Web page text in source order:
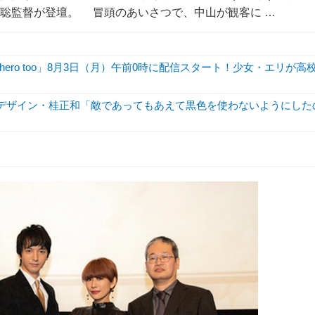
監督が登壇。 冒頭のあいさつで、中山が観客に …
too」8月3日（月）午前0時に配信スタート！少女・エリが高
イン・桂正和「敵であってもあえて黒色を使わないようにした